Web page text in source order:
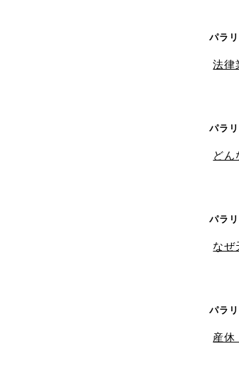
パラ
法律
パラ
どん
パラ
なぜ
パラ
産休